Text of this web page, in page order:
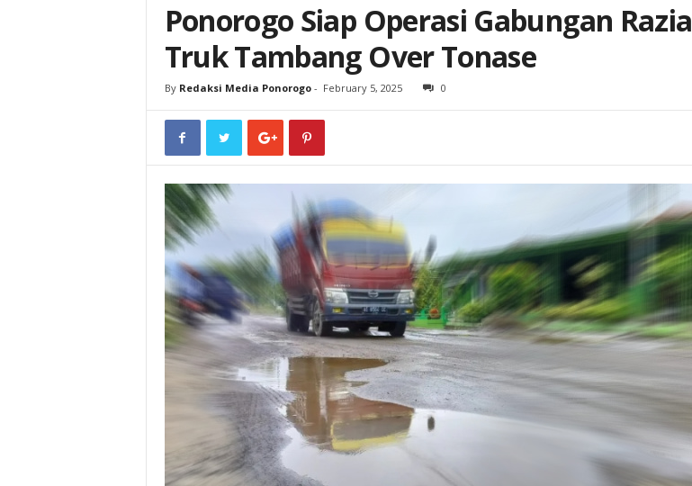
Ponorogo Siap Operasi Gabungan Razia
Truk Tambang Over Tonase
By Redaksi Media Ponorogo- February 5, 2025 0